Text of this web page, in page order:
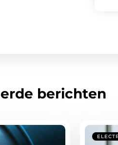
berichten